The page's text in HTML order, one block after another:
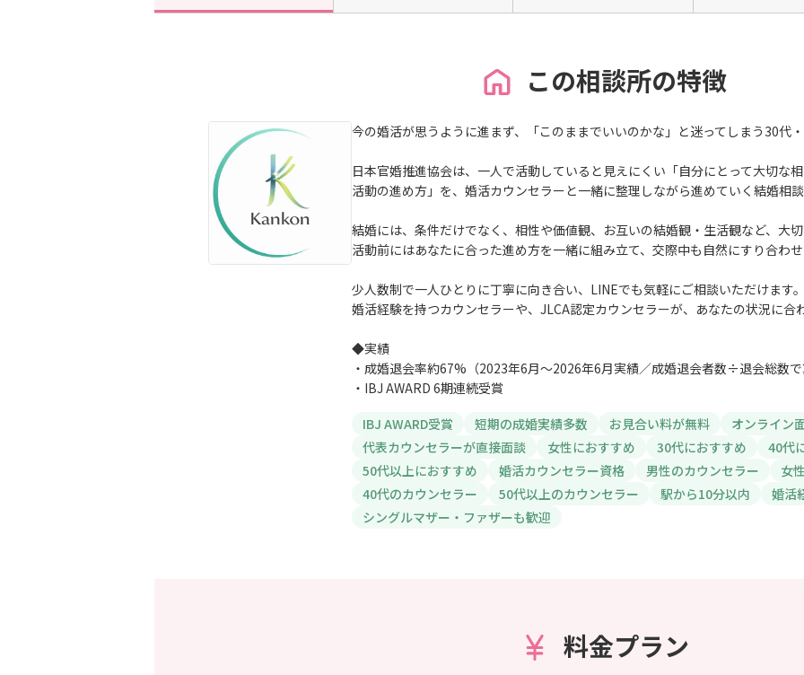
この相談所の特徴
今の婚活が思うように進まず、「このままでいいのかな」と迷ってしまう30代
日本官婚推進協会は、一人で活動していると見えにくい「自分にとって大切な
活動の進め方」を、婚活カウンセラーと一緒に整理しながら進めていく結婚相
結婚には、条件だけでなく、相性や価値観、お互いの結婚観・生活観など、大
活動前にはあなたに合った進め方を一緒に組み立て、交際中も自然にすり合わ
少人数制で一人ひとりに丁寧に向き合い、LINEでも気軽にご相談いただけます
婚活経験を持つカウンセラーや、JLCA認定カウンセラーが、あなたの状況に合
◆実績
・成婚退会率約67%（2023年6月〜2026年6月実績／成婚退会者数÷退会総数
・IBJ AWARD 6期連続受賞
IBJ AWARD受賞
短期の成婚実績多数 お見合い料が無料
オンライン
代表カウンセラーが直接面談
女性におすすめ 30代におすすめ
40代
50代以上におすすめ
婚活カウンセラー資格 男性のカウンセラー
女
40代のカウンセラー
50代以上のカウンセラー 駅から10分以内
婚活
シングルマザー・ファザーも歓迎
料金プラン